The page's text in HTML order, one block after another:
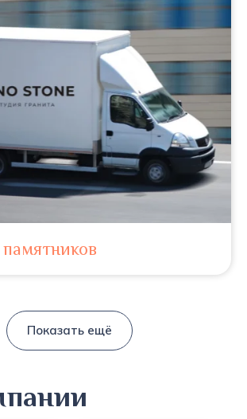
Показать ещё